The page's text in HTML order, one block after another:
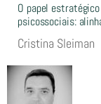
O papel
psicossociais:
Cristina Sleiman